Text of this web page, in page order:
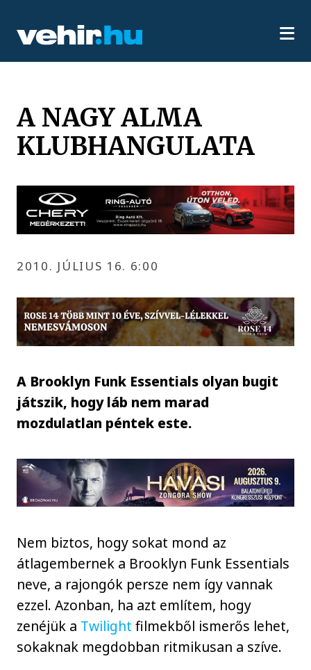
A NAGY ALMA
KLUBHANGULATA
2010. JÚLIUS 16. 6:00
A Brooklyn Funk Essentials olyan bugit
játszik, hogy láb nem marad
mozdulatlan péntek este.
Nem biztos, hogy sokat mond az
átlagembernek a Brooklyn Funk Essentials
neve, a rajongók persze nem így vannak
ezzel. Azonban, ha azt említem, hogy
zenéjük a Twilight filmekből ismerős lehet,
sokaknak megdobban ritmikusan a szíve.